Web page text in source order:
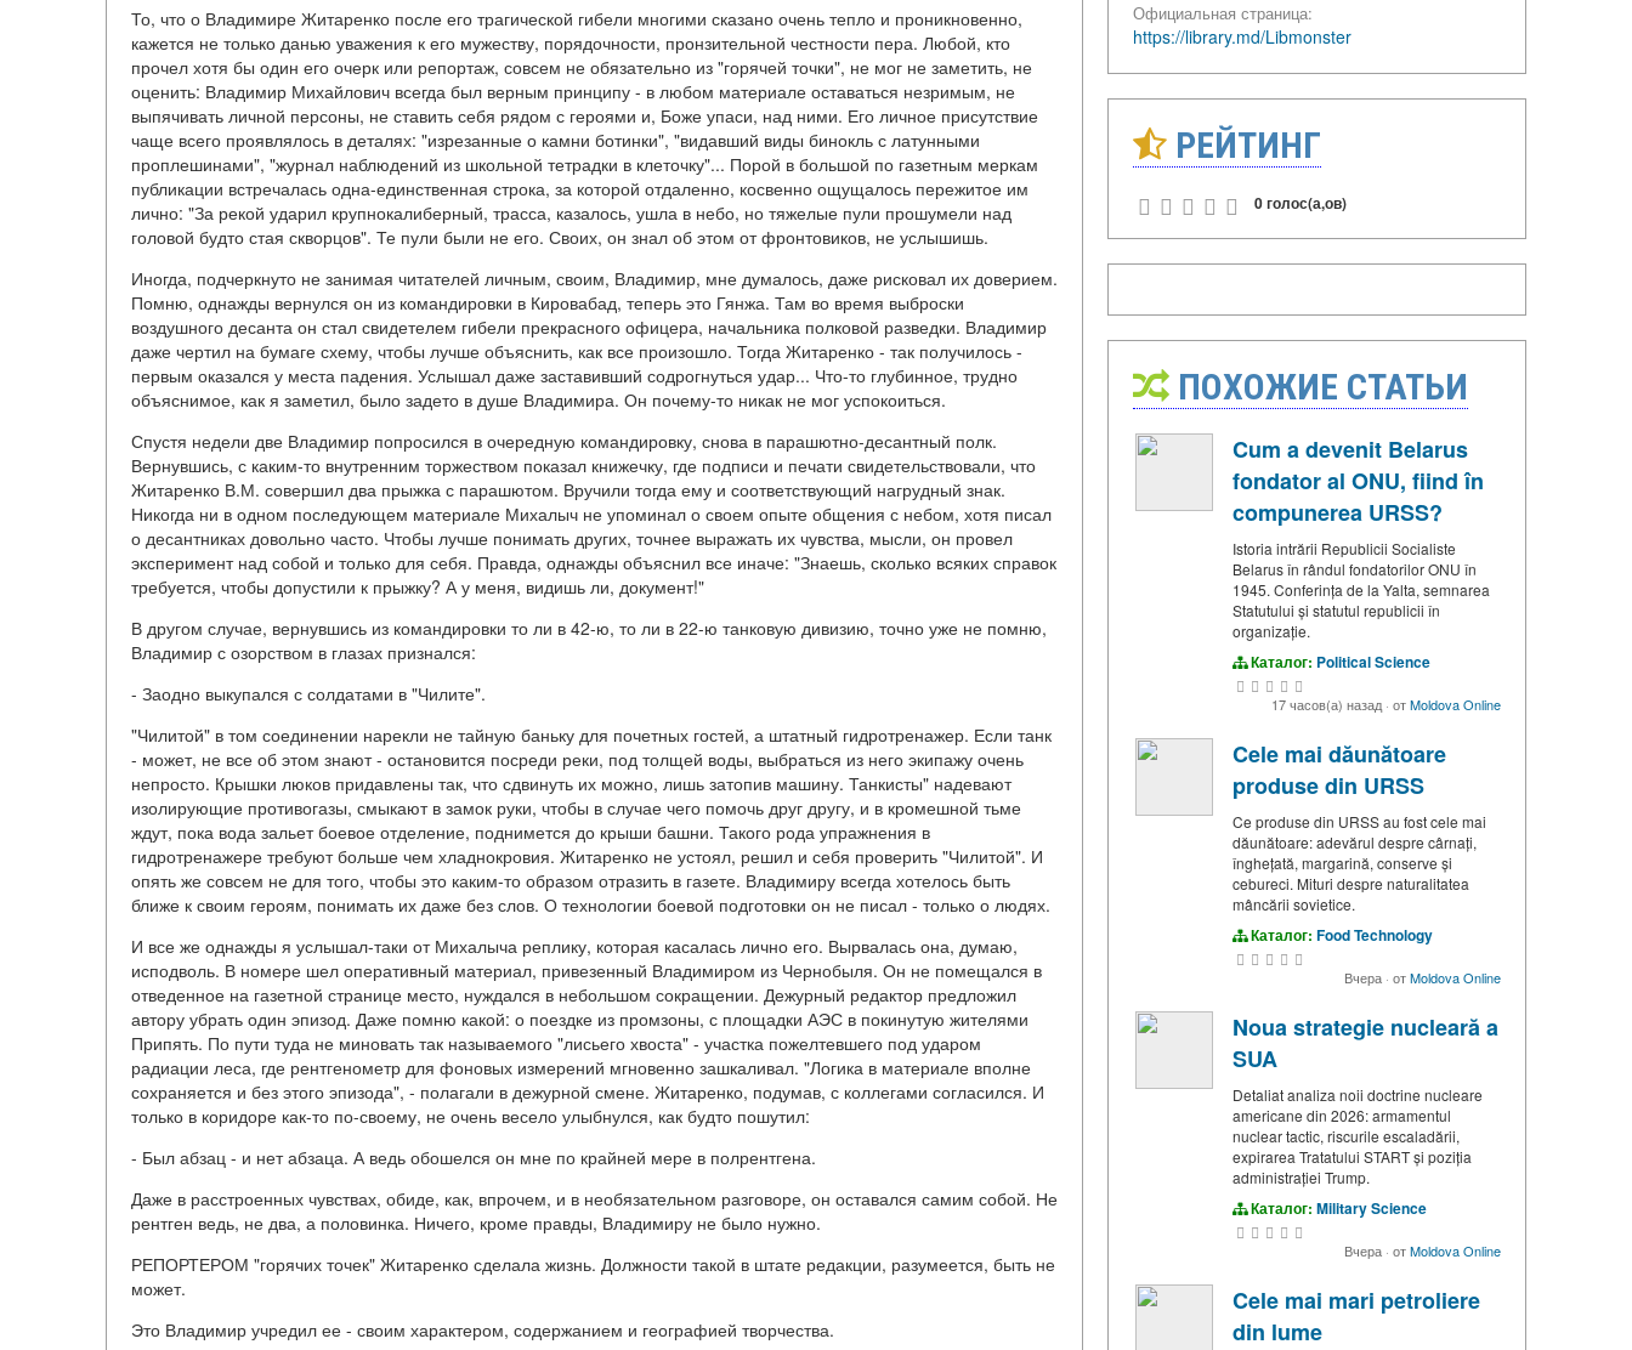
То, что о Владимире Житаренко после его трагической гибели многими сказано очень тепло и проникновенно,
кажется не только данью уважения к его мужеству, порядочности, пронзительной честности пера. Любой, кто
прочел хотя бы один его очерк или репортаж, совсем не обязательно из "горячей точки", не мог не заметить, не
оценить: Владимир Михайлович всегда был верным принципу - в любом материале оставаться незримым, не
выпячивать личной персоны, не ставить себя рядом с героями и, Боже упаси, над ними. Его личное присутствие
чаще всего проявлялось в деталях: "изрезанные о камни ботинки", "видавший виды бинокль с латунными
проплешинами", "журнал наблюдений из школьной тетрадки в клеточку"... Порой в большой по газетным меркам
публикации встречалась одна-единственная строка, за которой отдаленно, косвенно ощущалось пережитое им
лично: "За рекой ударил крупнокалиберный, трасса, казалось, ушла в небо, но тяжелые пули прошумели над
головой будто стая скворцов". Те пули были не его. Своих, он знал об этом от фронтовиков, не услышишь.
Иногда, подчеркнуто не занимая читателей личным, своим, Владимир, мне думалось, даже рисковал их доверием.
Помню, однажды вернулся он из командировки в Кировабад, теперь это Гянжа. Там во время выброски
воздушного десанта он стал свидетелем гибели прекрасного офицера, начальника полковой разведки. Владимир
даже чертил на бумаге схему, чтобы лучше объяснить, как все произошло. Тогда Житаренко - так получилось -
первым оказался у места падения. Услышал даже заставивший содрогнуться удар... Что-то глубинное, трудно
объяснимое, как я заметил, было задето в душе Владимира. Он почему-то никак не мог успокоиться.
Спустя недели две Владимир попросился в очередную командировку, снова в парашютно-десантный полк.
Вернувшись, с каким-то внутренним торжеством показал книжечку, где подписи и печати свидетельствовали, что
Житаренко В.М. совершил два прыжка с парашютом. Вручили тогда ему и соответствующий нагрудный знак.
Никогда ни в одном последующем материале Михалыч не упоминал о своем опыте общения с небом, хотя писал
о десантниках довольно часто. Чтобы лучше понимать других, точнее выражать их чувства, мысли, он провел
эксперимент над собой и только для себя. Правда, однажды объяснил все иначе: "Знаешь, сколько всяких справок
требуется, чтобы допустили к прыжку? А у меня, видишь ли, документ!"
В другом случае, вернувшись из командировки то ли в 42-ю, то ли в 22-ю танковую дивизию, точно уже не помню,
Владимир с озорством в глазах признался:
- Заодно выкупался с солдатами в "Чилите".
"Чилитой" в том соединении нарекли не тайную баньку для почетных гостей, а штатный гидротренажер. Если танк
- может, не все об этом знают - остановится посреди реки, под толщей воды, выбраться из него экипажу очень
непросто. Крышки люков придавлены так, что сдвинуть их можно, лишь затопив машину. Танкисты" надевают
изолирующие противогазы, смыкают в замок руки, чтобы в случае чего помочь друг другу, и в кромешной тьме
ждут, пока вода зальет боевое отделение, поднимется до крыши башни. Такого рода упражнения в
гидротренажере требуют больше чем хладнокровия. Житаренко не устоял, решил и себя проверить "Чилитой". И
опять же совсем не для того, чтобы это каким-то образом отразить в газете. Владимиру всегда хотелось быть
ближе к своим героям, понимать их даже без слов. О технологии боевой подготовки он не писал - только о людях.
И все же однажды я услышал-таки от Михалыча реплику, которая касалась лично его. Вырвалась она, думаю,
исподволь. В номере шел оперативный материал, привезенный Владимиром из Чернобыля. Он не помещался в
отведенное на газетной странице место, нуждался в небольшом сокращении. Дежурный редактор предложил
автору убрать один эпизод. Даже помню какой: о поездке из промзоны, с площадки АЭС в покинутую жителями
Припять. По пути туда не миновать так называемого "лисьего хвоста" - участка пожелтевшего под ударом
радиации леса, где рентгенометр для фоновых измерений мгновенно зашкаливал. "Логика в материале вполне
сохраняется и без этого эпизода", - полагали в дежурной смене. Житаренко, подумав, с коллегами согласился. И
только в коридоре как-то по-своему, не очень весело улыбнулся, как будто пошутил:
- Был абзац - и нет абзаца. А ведь обошелся он мне по крайней мере в полрентгена.
Даже в расстроенных чувствах, обиде, как, впрочем, и в необязательном разговоре, он оставался самим собой. Не
рентген ведь, не два, а половинка. Ничего, кроме правды, Владимиру не было нужно.
РЕПОРТЕРОМ "горячих точек" Житаренко сделала жизнь. Должности такой в штате редакции, разумеется, быть не
может.
Это Владимир учредил ее - своим характером, содержанием и географией творчества.
Официальная страница:
https://library.md/Libmonster
РЕЙТИНГ
0 голос(а,ов)
ПОХОЖИЕ СТАТЬИ
Cum a devenit Belarus
fondator al ONU, fiind în
compunerea URSS?
Istoria intrării Republicii Socialiste
Belarus în rândul fondatorilor ONU în
1945. Conferința de la Yalta, semnarea
Statutului și statutul republicii în
organizație.
Каталог: Political Science
17 часов(а) назад· отMoldova Online
Cele mai dăunătoare
produse din URSS
Ce produse din URSS au fost cele mai
dăunătoare: adevărul despre cârnați,
înghețată, margarină, conserve și
cebureci. Mituri despre naturalitatea
mâncării sovietice.
Каталог: Food Technology
Вчера · отMoldova Online
Noua strategie nucleară a
SUA
Detaliat analiza noii doctrine nucleare
americane din 2026: armamentul
nuclear tactic, riscurile escaladării,
expirarea Tratatului START și poziția
administrației Trump.
Каталог: Military Science
Вчера · отMoldova Online
Cele mai mari petroliere
din lume